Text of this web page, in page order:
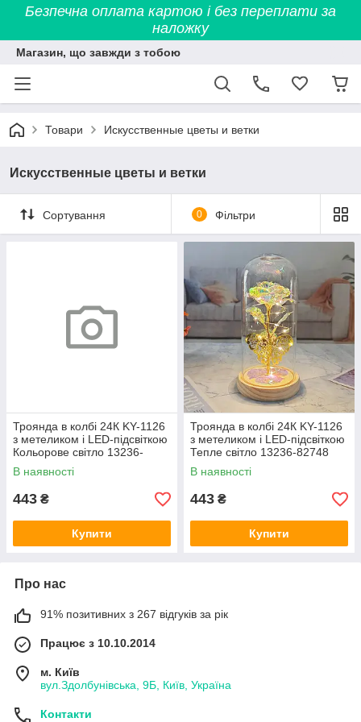
Безпечна оплата картою і без переплати за
наложку
Магазин, що завжди з тобою
Товари Искусственные цветы и ветки
Искусственные цветы и ветки
Сортування 0 Фільтри
Троянда в колбі 24К KY-1126
з метеликом і LED-підсвіткою
Кольорове світло 13236-
82747
В наявності
443 ₴
Купити
Троянда в колбі 24К KY-1126
з метеликом і LED-підсвіткою
Тепле світло 13236-82748
В наявності
443 ₴
Купити
Про нас
91% позитивних з 267 відгуків за рік
Працює з 10.10.2014
м. Київ
вул.Здолбунівська, 9Б, Київ, Україна
Контакти